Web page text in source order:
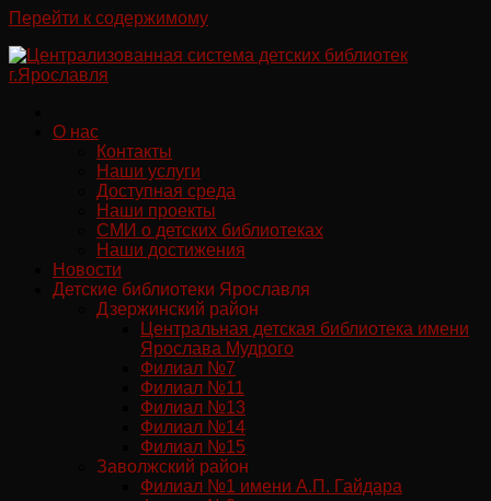
Перейти к содержимому
О нас
Контакты
Наши услуги
Доступная среда
Наши проекты
СМИ о детских библиотеках
Наши достижения
Новости
Детские библиотеки Ярославля
Дзержинский район
Центральная детская библиотека имени
Ярослава Мудрого
Филиал №7
Филиал №11
Филиал №13
Филиал №14
Филиал №15
Заволжский район
Филиал №1 имени А.П. Гайдара